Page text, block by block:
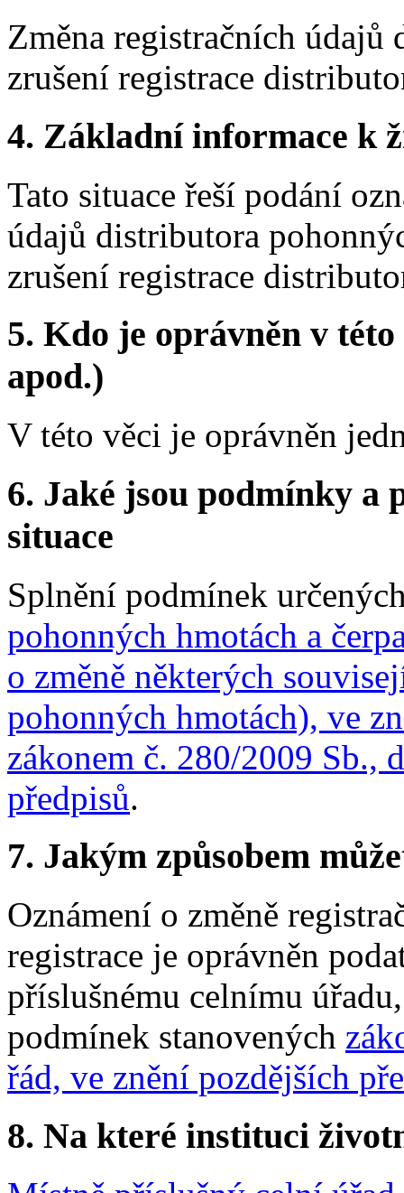
Změna registračních
zrušení registrace
4. Základní informace k
Tato situace řeší podání
údajů distributora
zrušení registrace
5. Kdo je oprávněn v
apod.)
V této věci je oprávněn
6. Jaké jsou podmínky a
situace
Splnění podmínek
pohonných hmotách a
o změně některých
pohonných hmotách), ve
zákonem č. 280/2009 Sb.,
předpisů.
7. Jakým způsobem
Oznámení o změně
registrace je oprávněn
příslušnému celnímu
podmínek stanovených
řád, ve znění pozdějších
8. Na které instituci